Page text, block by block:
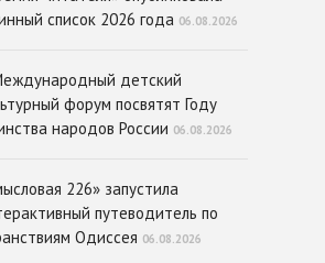
список 2026 года 06.08.2026
детский
форум посвятят Году
народов России 06.08.2026
226» запустила
путеводитель по
Одиссея 06.08.2026